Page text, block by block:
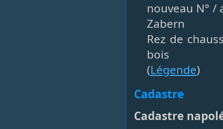
nouveau N° /
Zabern
Rez de
bois
(Légende)
Cadastre
Cadastre